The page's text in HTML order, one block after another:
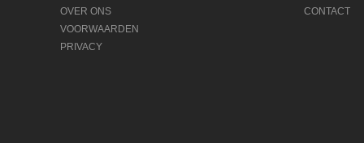
OVER ONS
VOORWAARDEN
PRIVACY
CONTACT